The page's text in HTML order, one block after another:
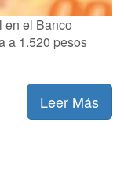
en el Banco
a 1.520 pesos
Leer Más